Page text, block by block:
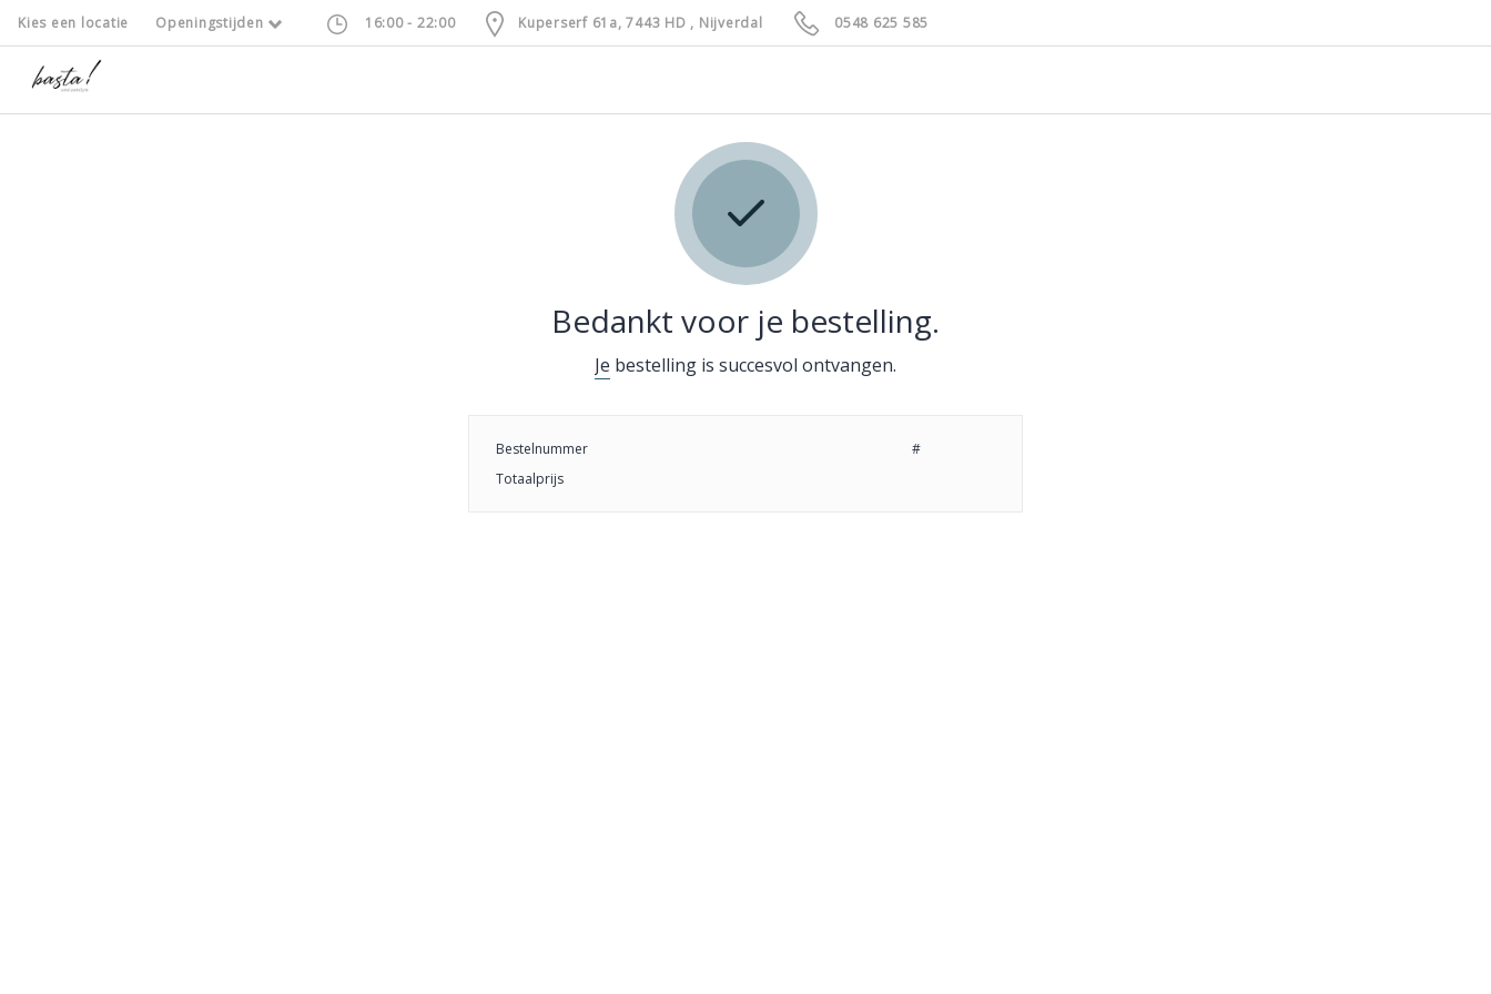
Kies een locatie Openingstijden 16:00 - 22:00 Kuperserf 61a, 7443 HD , Nijverdal 0548 625 585
Bedankt voor je bestelling.
Je bestelling is succesvol ontvangen.
Bestelnummer
#
Totaalprijs